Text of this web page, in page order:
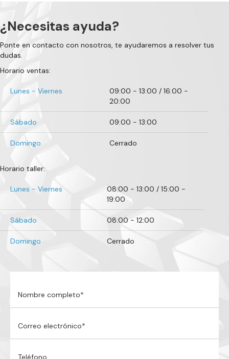
¿Necesitas ayuda?
Ponte en contacto con nosotros, te ayudaremos a resolver tus
dudas.
Horario ventas:
Lunes - Viernes
09:00 - 13:00 / 16:00 -
20:00
Sábado 09:00 - 13:00
Domingo Cerrado
Horario taller:
Lunes - Viernes
08:00 - 13:00 / 15:00 -
19:00
Sábado 08:00 - 12:00
Domingo Cerrado